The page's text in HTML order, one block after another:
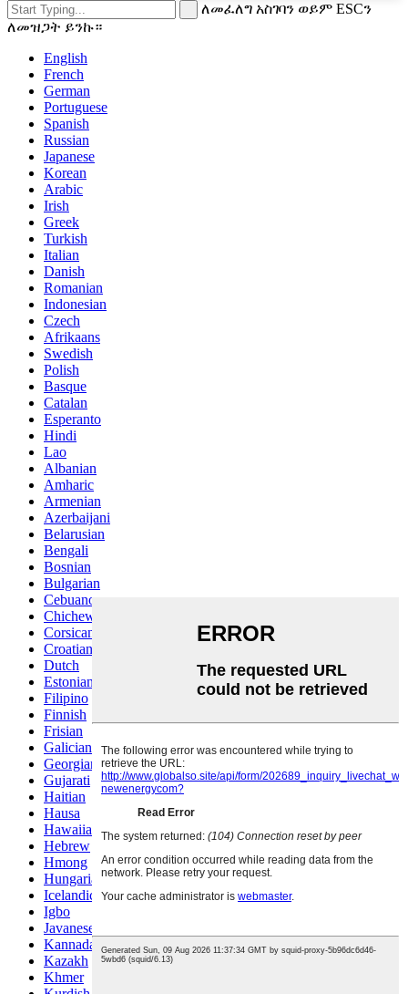
ለመፈለግ አስገባን ወይም ESCን
ለመዝጋት ይንኩ።
English
French
German
Portuguese
Spanish
Russian
Japanese
Korean
Arabic
Irish
Greek
Turkish
Italian
Danish
Romanian
Indonesian
Czech
Afrikaans
Swedish
Polish
Basque
Catalan
Esperanto
Hindi
Lao
Albanian
Amharic
Armenian
Azerbaijani
Belarusian
Bengali
Bosnian
Bulgarian
Cebuano
Chichewa
Corsican
Croatian
Dutch
Estonian
Filipino
Finnish
Frisian
Galician
Georgian
Gujarati
Haitian
Hausa
Hawaiian
Hebrew
Hmong
Hungarian
Icelandic
Igbo
Javanese
Kannada
Kazakh
Khmer